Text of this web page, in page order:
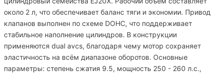
около 2 л, что обеспечивает баланс тяги и экономии. Привод
клапанов выполнен по схеме DOHC, что поддерживает
стабильное наполнение цилиндров. В конструкции
применяются dual avcs, благодаря чему мотор сохраняет
эластичность на всём диапазоне оборотов. Основные
параметры: степень сжатия 9.5, мощность 250 - 260 л.с.,